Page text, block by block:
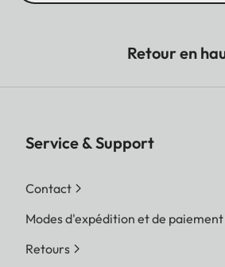
Retour en
Service & Support
Contact
Modes d'expédition et de paiement
Retours